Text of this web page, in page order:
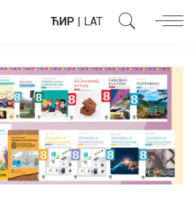
ЋИР | LAT